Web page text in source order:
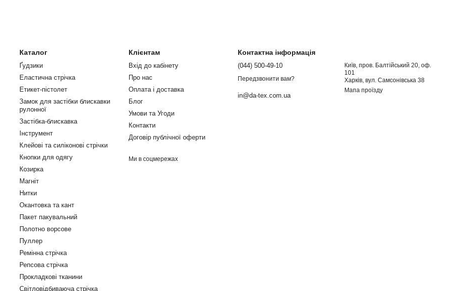
Каталог
Ґудзики
Еластична стрічка
Етикет-пістолет
Замок для застібки блискавки
рулонної
Застібка-блискавка
Інструмент
Клейові та силіконові стрічки
Кнопки для одягу
Козирка
Магніт
Нитки
Окантовка та кант
Пакет пакувальний
Полотно ворсове
Пуллер
Ремінна стрічка
Репсова стрічка
Прокладкові тканини
Світловідбиваюча стрічка
Клієнтам
Вхід до кабінету
Про нас
Оплата і доставка
Блог
Умови та Угоди
Контакти
Договір публічної оферти
Ми в соцмережах
Контактна інформація
(044) 500-49-10
Передзвонити вам?
in@da-tex.com.ua
Київ, пров. Балтійський 20, оф.
101
Харків, вул. Самсонівська 38
Мапа проїзду